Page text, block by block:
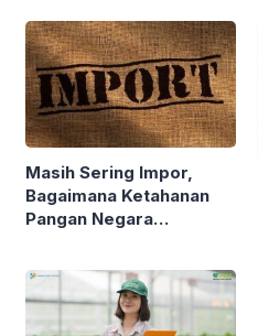
Masih Sering Impor,
Bagaimana Ketahanan
Pangan Negara